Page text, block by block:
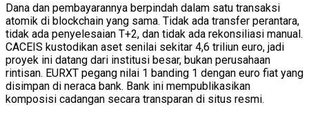
Dana dan pembayarannya berpindah dalam satu transaksi
atomik di blockchain yang sama. Tidak ada transfer perantara,
tidak ada penyelesaian T+2, dan tidak ada rekonsiliasi manual.
CACEIS kustodikan aset senilai sekitar 4,6 triliun euro, jadi
proyek ini datang dari institusi besar, bukan perusahaan
rintisan. EURXT pegang nilai 1 banding 1 dengan euro fiat yang
disimpan di neraca bank. Bank ini mempublikasikan
komposisi cadangan secara transparan di situs resmi.